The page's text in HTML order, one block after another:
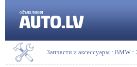
объявления
Запчасти и аксессуары : BMW :